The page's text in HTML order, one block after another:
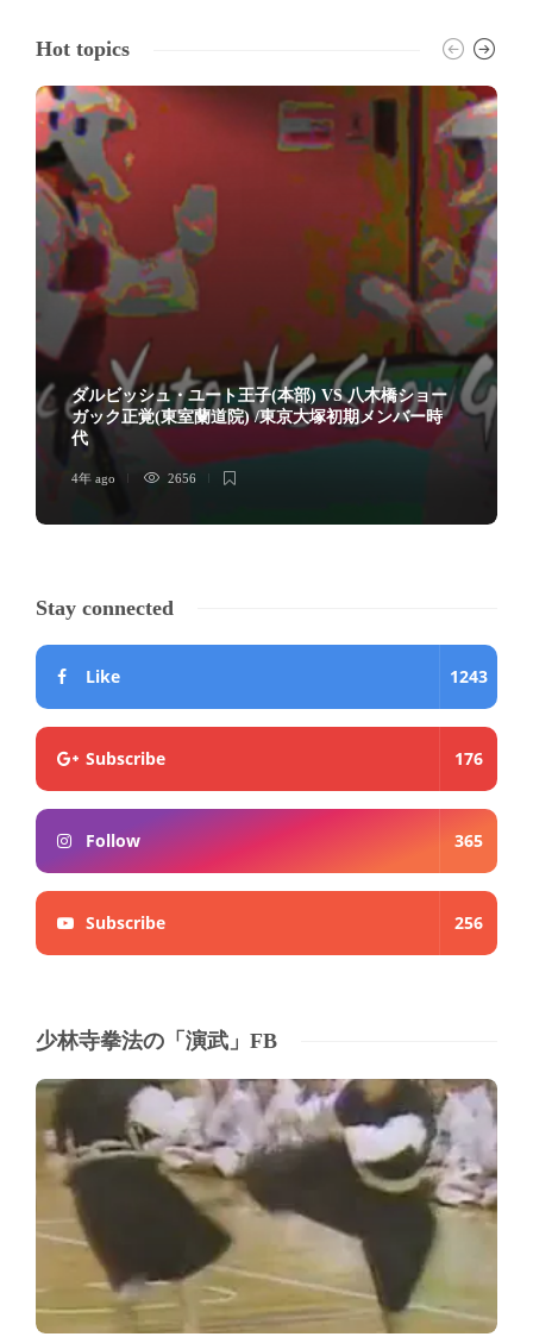
Hot topics
ダルビッシュ・ユート王子(本部) VS 八木橋ショー
ガック正覚(東室蘭道院) /東京大塚初期メンバー時
代
4年 ago 2656
Stay connected
Like 1243
Subscribe 176
Follow 365
Subscribe 256
少林寺拳法の「演武」FB